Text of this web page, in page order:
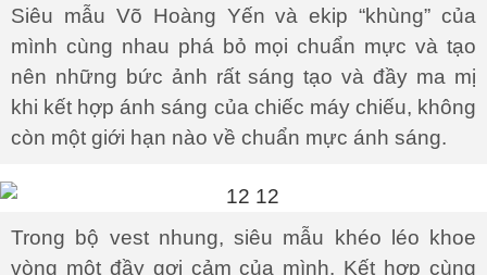
Siêu mẫu Võ Hoàng Yến và ekip “khùng” của
mình cùng nhau phá bỏ mọi chuẩn mực và tạo
nên những bức ảnh rất sáng tạo và đầy ma mị
khi kết hợp ánh sáng của chiếc máy chiếu, không
còn một giới hạn nào về chuẩn mực ánh sáng.
Trong bộ vest nhung, siêu mẫu khéo léo khoe
vòng một đầy gợi cảm của mình. Kết hợp cùng